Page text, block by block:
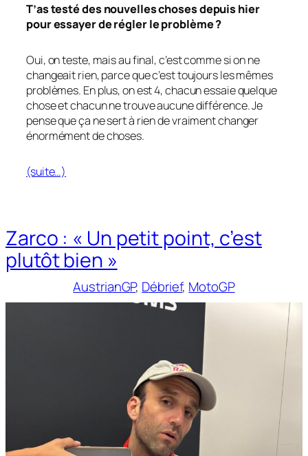
T’as testé des nouvelles choses depuis hier
pour essayer de régler le problème ?
Oui, on teste, mais au final, c’est comme si on ne
changeait rien, parce que c’est toujours les mêmes
problèmes. En plus, on est 4, chacun essaie quelque
chose et chacun ne trouve aucune différence. Je
pense que ça ne sert à rien de vraiment changer
énormément de choses.
(suite…)
Zarco : « Un petit point, c’est
plutôt bien »
AustrianGP, Débrief, MotoGP